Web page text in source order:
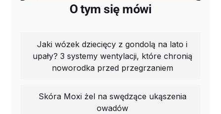
O tym się mówi
Jaki wózek dziecięcy z gondolą na lato i
upały? 3 systemy wentylacji, które chronią
noworodka przed przegrzaniem
Skóra Moxi żel na swędzące ukąszenia
owadów